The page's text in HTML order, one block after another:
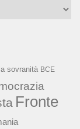
sovranità BCE
Fronte